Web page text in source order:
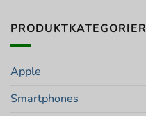
PRODUKTKATEGORIER
Apple
Smartphones